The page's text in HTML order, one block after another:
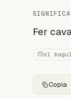
Fer
el
Copia